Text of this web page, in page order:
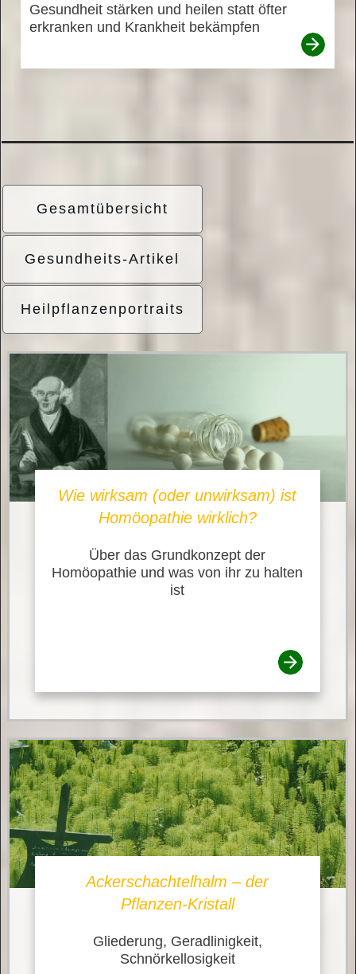
Gesundheit stärken und heilen statt öfter
erkranken und Krankheit bekämpfen
Gesamtübersicht
Gesundheits-Artikel
Heilpflanzenportraits
Wie wirksam (oder unwirksam) ist
Homöopathie wirklich?
Über das Grundkonzept der
Homöopathie und was von ihr zu halten
ist
Ackerschachtelhalm – der
Pflanzen-Kristall
Gliederung, Geradlinigkeit,
Schnörkellosigkeit